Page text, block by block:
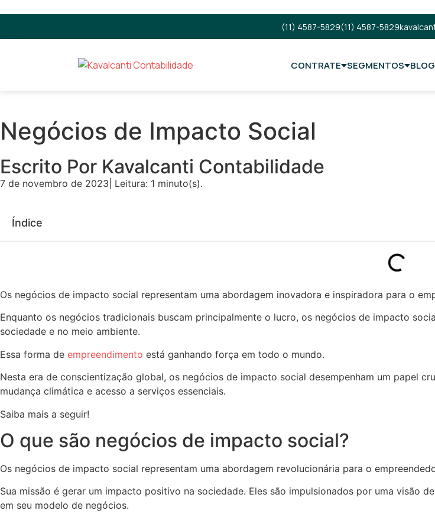
(11) 4587-5829(11) 4587-5829
CONTRATE SEGMENTOS BLOG
Negócios de Impacto Social
Escrito Por Kavalcanti Contabilidade
7 de novembro de 2023 | Leitura: 1 minuto(s).
Índice
Os negócios de impacto social representam uma abordagem inovadora e inspiradora para o
Enquanto os negócios tradicionais buscam principalmente o lucro, os negócios de impacto
sociedade e no meio ambiente.
Essa forma de empreendimento está ganhando força em todo o mundo.
Nesta era de conscientização global, os negócios de impacto social desempenham um papel
mudança climática e acesso a serviços essenciais.
Saiba mais a seguir!
O que são negócios de impacto social?
Os negócios de impacto social representam uma abordagem revolucionária para o
Sua missão é gerar um impacto positivo na sociedade. Eles são impulsionados por uma visão
em seu modelo de negócios.